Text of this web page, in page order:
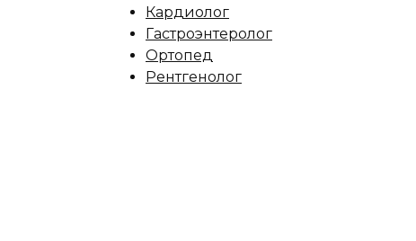
Кардиолог
Гастроэнтеролог
Ортопед
Рентгенолог